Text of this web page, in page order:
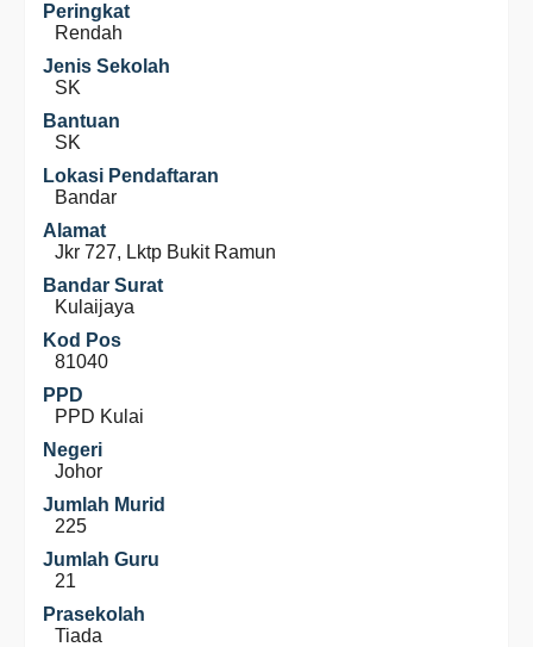
Peringkat
Rendah
Jenis Sekolah
SK
Bantuan
SK
Lokasi Pendaftaran
Bandar
Alamat
Jkr 727, Lktp Bukit Ramun
Bandar Surat
Kulaijaya
Kod Pos
81040
PPD
PPD Kulai
Negeri
Johor
Jumlah Murid
225
Jumlah Guru
21
Prasekolah
Tiada